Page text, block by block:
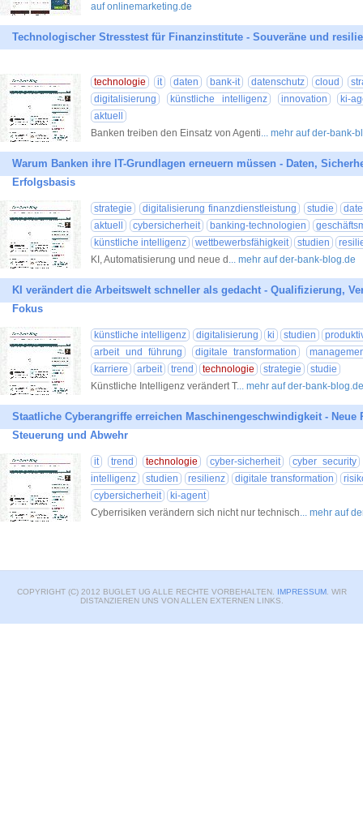
auf onlinemarketing.de
Technologischer Stresstest für Finanzinstitute - Souveräne und
technologie it daten bank-it datenschutz cloud
digitalisierung
künstliche intelligenz innovation
ki-
aktuell
Banken treiben den Einsatz von Agenti... mehr auf der-bank-
Warum Banken ihre IT-Grundlagen erneuern müssen - Daten,
Erfolgsbasis
strategie digitalisierung finanzdienstleistung studie
aktuell
cybersicherheit banking-technologien
künstliche intelligenz
wettbewerbsfähigkeit studien
KI, Automatisierung und neue d ... mehr auf der-bank-blog.de
KI verändert die Arbeitswelt schneller als gedacht - Qualifizierung,
Fokus
künstliche intelligenz digitalisierung ki studien
arbeit und führung
digitale transformation
karriere
arbeit trend technologie strategie
studie
Künstliche Intelligenz verändert T... mehr auf der-bank-blog.de
Staatliche Cyberangriffe erreichen Maschinengeschwindigkeit - Neue
Steuerung und Abwehr
it trend technologie cyber-sicherheit
cyber security
intelligenz
studien resilienz digitale transformation
cybersicherheit
ki-agent
Cyberrisiken verändern sich nicht nur technisch... mehr auf
COPYRIGHT (C) 2012 BUGLET UG ALLE RECHTE VORBEHALTEN. IMPRESSUM. WIR
DISTANZIEREN UNS VON ALLEN EXTERNEN LINKS.